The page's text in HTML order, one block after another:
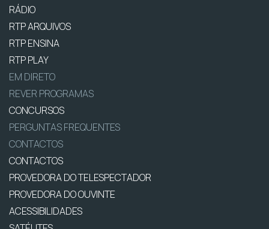
RÁDIO
RTP ARQUIVOS
RTP ENSINA
RTP PLAY
EM DIRETO
REVER PROGRAMAS
CONCURSOS
PERGUNTAS FREQUENTES
CONTACTOS
CONTACTOS
PROVEDORA DO TELESPECTADOR
PROVEDORA DO OUVINTE
ACESSIBILIDADES